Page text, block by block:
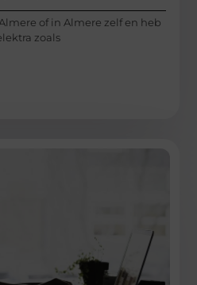
of in Almere zelf en heb
zoals